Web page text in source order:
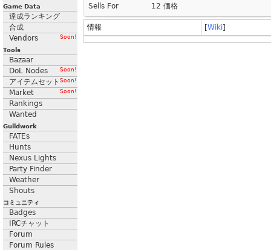
Game Data
達成ランキング
合成
Vendors
Soon!
Tools
Bazaar
DoL Nodes
Soon!
アイテムセット Soon!
Market Soon!
Rankings
Wanted
Guildwork
FATEs
Hunts
Nexus Lights
Party Finder
Weather
Shouts
コミュニティ
Badges
IRCチャット
Forum
Forum Rules
Sells For
12 価格
情報 [Wiki]